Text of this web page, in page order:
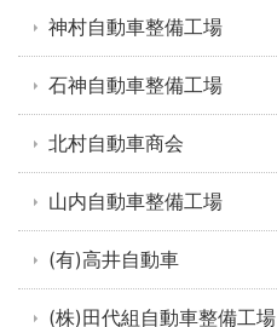
神村自動車整備工場
石神自動車整備工場
北村自動車商会
山内自動車整備工場
(有)高井自動車
(株)田代組自動車整備工場